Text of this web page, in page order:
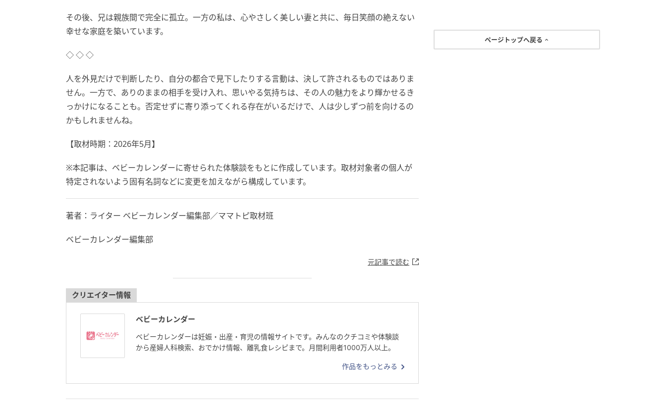
その後、兄は親族間で完全に孤立。一方の私は、心やさしく美しい妻と共に、毎日笑顔の絶えない
幸せな家庭を築いています。
◇ ◇ ◇
人を外見だけで判断したり、自分の都合で見下したりする言動は、決して許されるものではありま
せん。一方で、ありのままの相手を受け入れ、思いやる気持ちは、その人の魅力をより輝かせるき
っかけになることも。否定せずに寄り添ってくれる存在がいるだけで、人は少しずつ前を向けるの
かもしれませんね。
【取材時期：2026年5月】
※本記事は、ベビーカレンダーに寄せられた体験談をもとに作成しています。取材対象者の個人が
特定されないよう固有名詞などに変更を加えながら構成しています。
著者：ライター ベビーカレンダー編集部／ママトピ取材班
ベビーカレンダー編集部
元記事で読む
クリエイター情報
ベビーカレンダー
ベビーカレンダーは妊娠・出産・育児の情報サイトです。みんなのクチコミや体験談
から産婦人科検索、おでかけ情報、離乳食レシピまで。月間利用者1000万人以上。
作品をもっとみる
ページトップへ戻る